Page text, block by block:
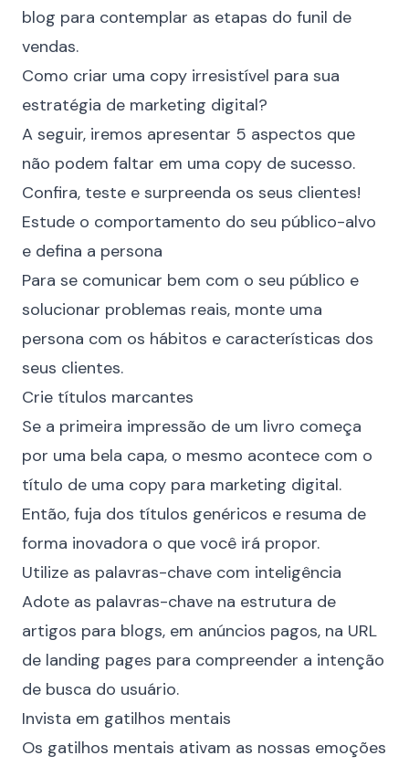
blog para contemplar as etapas do funil de
vendas.
Como criar uma copy irresistível para sua
estratégia de marketing digital?
A seguir, iremos apresentar 5 aspectos que
não podem faltar em uma copy de sucesso.
Confira, teste e surpreenda os seus clientes!
Estude o comportamento do seu público-alvo
e defina a persona
Para se comunicar bem com o seu público e
solucionar problemas reais, monte uma
persona com os hábitos e características dos
seus clientes.
Crie títulos marcantes
Se a primeira impressão de um livro começa
por uma bela capa, o mesmo acontece com o
título de uma copy para marketing digital.
Então, fuja dos títulos genéricos e resuma de
forma inovadora o que você irá propor.
Utilize as palavras-chave com inteligência
Adote as palavras-chave na estrutura de
artigos para blogs, em anúncios pagos, na URL
de landing pages para compreender a intenção
de busca do usuário.
Invista em gatilhos mentais
Os gatilhos mentais ativam as nossas emoções